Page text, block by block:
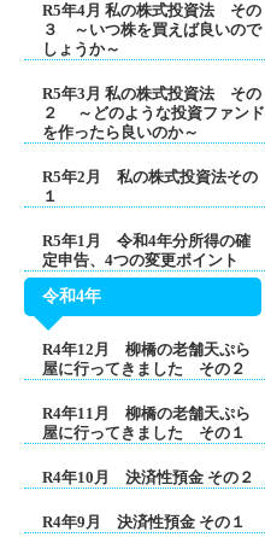
R5年4月 私の株式投資法 その
３ ～いつ株を買えば良いので
しょうか～
R5年3月 私の株式投資法 その
２ ～どのような投資ファンド
を作ったら良いのか～
R5年2月 私の株式投資法その
１
R5年1月 令和4年分所得の確
定申告、4つの変更ポイント
令和4年
R4年12月 柳橋の老舗天ぷら
屋に行ってきました その２
R4年11月 柳橋の老舗天ぷら
屋に行ってきました その１
R4年10月 決済性預金 その２
R4年9月 決済性預金 その１